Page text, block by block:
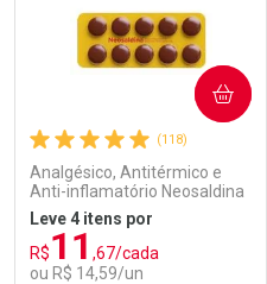
(118)
Analgésico, Antitérmico e
Anti-inflamatório Neosaldina
30mg + 300mg + 30mg 10
Drágeas
Leve 4 itens por
R$11 ,67/cada
ou R$ 14,59/un
COMPRAR